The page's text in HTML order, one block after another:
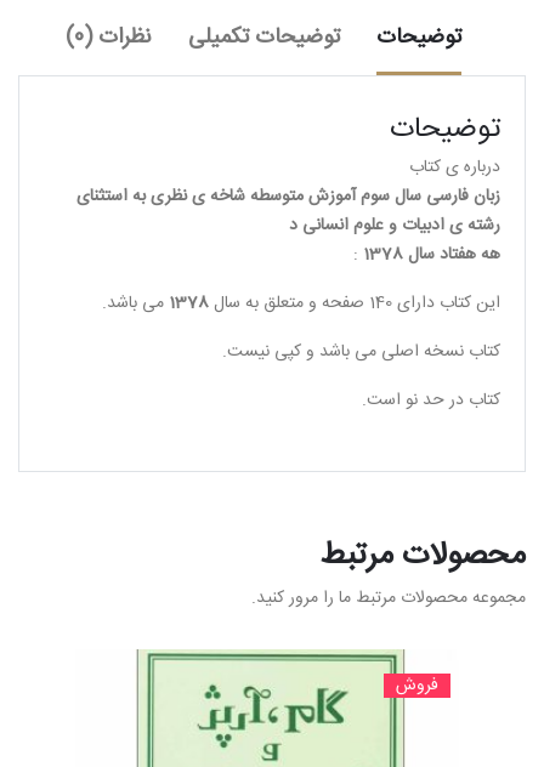
توضیحات توضیحات تکمیلی نظرات (0)
توضیحات
درباره ی کتاب
زبان فارسی سال سوم آموزش متوسطه شاخه ی نظری به استثنای
رشته ی ادبیات و علوم انسانی د
هه هفتاد سال 1378
:
این کتاب دارای 140 صفحه و متعلق به سال
1378 می باشد.
کتاب نسخه اصلی می باشد و کپی نیست.
کتاب در حد نو است.
محصولات مرتبط
مجموعه محصولات مرتبط ما را مرور کنید.
فروش